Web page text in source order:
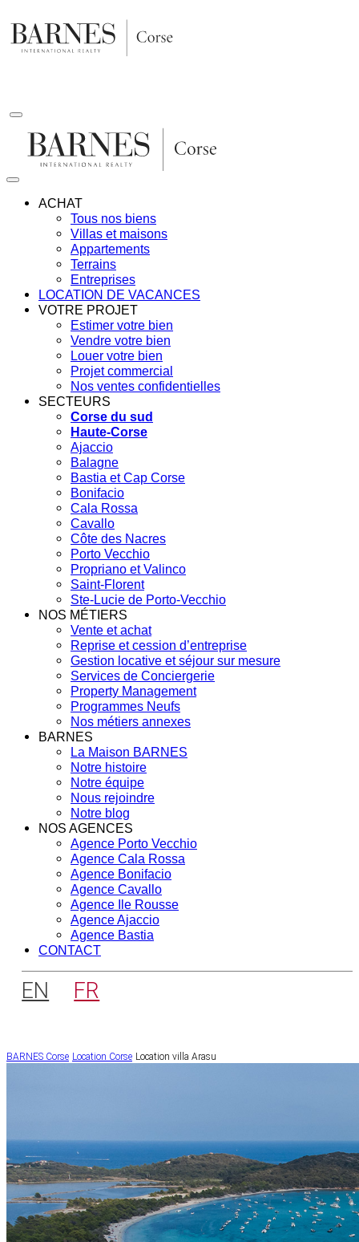
au
contenu
ACHAT
Tous nos biens
Villas et maisons
Appartements
Terrains
Entreprises
LOCATION DE VACANCES
VOTRE PROJET
Estimer votre bien
Vendre votre bien
Louer votre bien
Projet commercial
Nos ventes confidentielles
SECTEURS
Corse du sud
Haute-Corse
Ajaccio
Balagne
Bastia et Cap Corse
Bonifacio
Cala Rossa
Cavallo
Côte des Nacres
Porto Vecchio
Propriano et Valinco
Saint-Florent
Ste-Lucie de Porto-Vecchio
NOS MÉTIERS
Vente et achat
Reprise et cession d’entreprise
Gestion locative et séjour sur mesure
Services de Conciergerie
Property Management
Programmes Neufs
Nos métiers annexes
BARNES
La Maison BARNES
Notre histoire
Notre équipe
Nous rejoindre
Notre blog
NOS AGENCES
Agence Porto Vecchio
Agence Cala Rossa
Agence Bonifacio
Agence Cavallo
Agence Ile Rousse
Agence Ajaccio
Agence Bastia
CONTACT
EN FR
BARNES Corse Location Corse Location villa Arasu